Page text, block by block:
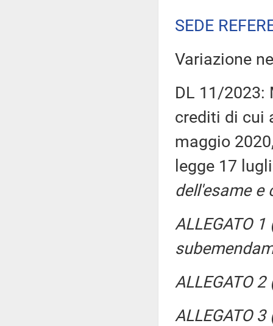
SEDE
Variazione
DL 11/2023:
crediti di cui
maggio
legge 17
dell'esame e
ALLEGATO
ALLEGATO
ALLEGATO